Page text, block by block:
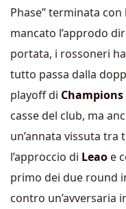
Phase” terminata con
mancato l’approdo
portata, i rossoneri
tutto passa dalla
playoff di Champions
casse del club, ma
un’annata vissuta tra
l’approccio di Leao e
primo dei due round
contro un’avversaria